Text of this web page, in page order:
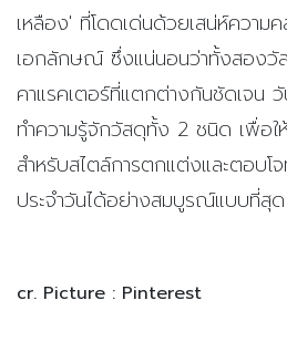
เหลือง' ที่โดดเด่นด้วยเสน่ห์ความ
เอกลักษณ์ ซึ่งแน่นอนว่าทั้งสองวั
คาแรคเตอร์ที่แตกต่างกันชัดเจน
ทำความรู้จักวัสดุทั้ง 2 ชนิด เพื่อ
สำหรับสไตล์การตกแต่งและตอบโ
ประจำวันได้อย่างสมบูรณ์แบบที่สุด
cr. Picture : Pinterest